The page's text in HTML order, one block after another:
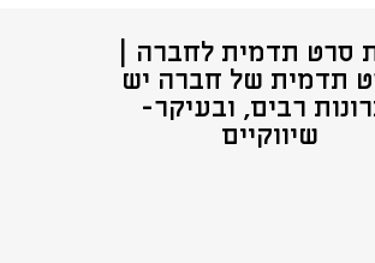
סרט תדמית לחברה |
תדמית של חברה יש
רבים, ובעיקר-
שיווקיים